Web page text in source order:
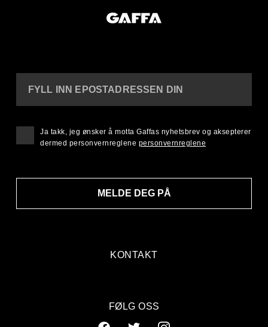
KONTAKT
FYLL INN EPOSTADRESSEN DIN
MELDE DEG PÅ
Ja takk, jeg ønsker å motta Gaffas nyhetsbrev og aksepterer
dermed personvernreglene personvernreglene
FØLG OSS